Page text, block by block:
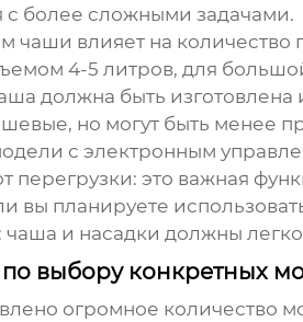
с более сложными задачами.
чаши влияет на количество
4-5 литров, для
должна быть
но могут быть менее
с электронным
перегрузки: это важная
вы планируете
чаша и насадки должны
выбору конкретных
огромное количество